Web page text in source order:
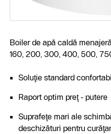
Boiler de apă caldă
160, 200, 300, 400, 500,
Soluţie standard
Raport optim preţ - putere
Suprafeţe mari ale
deschizături pentru